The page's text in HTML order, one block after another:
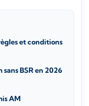
et conditions
BSR en 2026
AM